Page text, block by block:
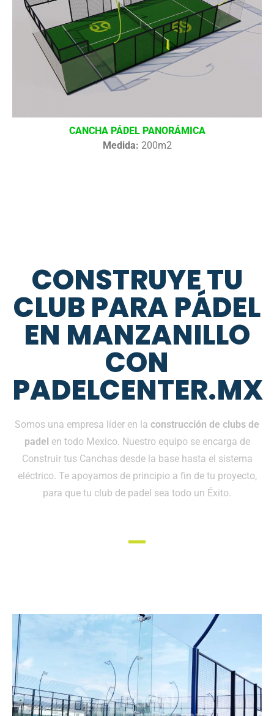
CANCHA PÁDEL PANORÁMICA
Medida: 200m2
CONSTRUYE TU
CLUB PARA PÁDEL
EN MANZANILLO
CON
PADELCENTER.MX
Somos una empresa líder en la construcción de clubs de
padel en todo Mexico. Nuestro equipo se encarga de
Construir tus Canchas desde la base hasta el sistema
eléctrico. Te apoyamos de principio a fin de tu proyecto,
para que tu club de padel sea todo un Éxito.